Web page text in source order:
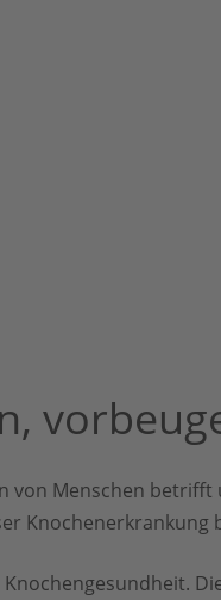
Menschen
Knochenerkrankung